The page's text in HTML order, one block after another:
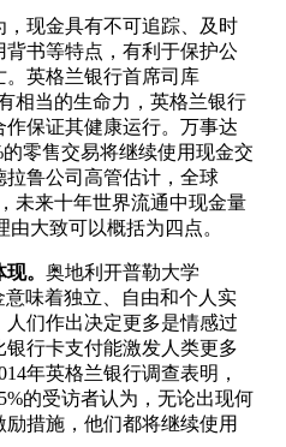
现金具有不可追踪、及时
书等特点，有利于保护公
英格兰银行首席司库
相当的生命力，英格兰银行
保证其健康运行。万事达
零售交易将继续使用现金交
鲁公司高管估计，全球
未来十年世界流通中现金量
大致可以概括为四点。
。 奥地利开普勒大学
意味着独立、自由和个人实
们作出决定更多是情感过
行卡支付能激发人类更多
年英格兰银行调查表明，
的受访者认为，无论出现何
措施，他们都将继续使用